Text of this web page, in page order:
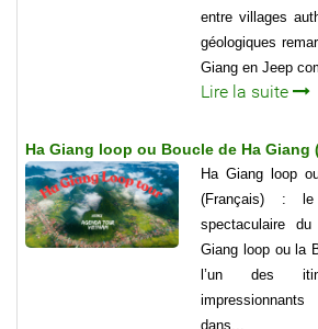
entre villages
géologiques
Giang en Jeep
Lire la suite
Ha Giang loop ou Boucle de Ha Giang
Ha Giang loop
(Français) :
spectaculaire
Giang loop ou la
l’un des
dans...